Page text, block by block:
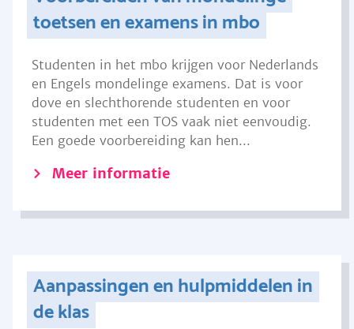
toetsen en examens in mbo
Studenten in het mbo krijgen voor Nederlands
en Engels mondelinge examens. Dat is voor
dove en slechthorende studenten en voor
studenten met een TOS vaak niet eenvoudig.
Een goede voorbereiding kan hen...
Meer informatie
Aanpassingen en hulpmiddelen in
de klas